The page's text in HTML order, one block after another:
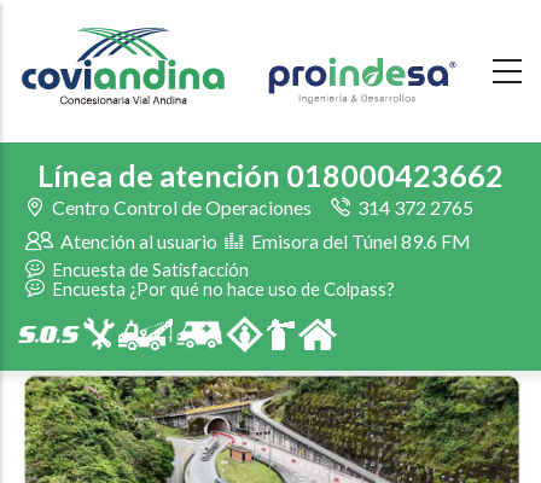
main
Línea de atención 018000423662
Centro Control de Operaciones
314 372 2765
Atención al usuario
Emisora del Túnel 89.6 FM
Encuesta de Satisfacción
Encuesta ¿Por qué no hace uso de Colpass?